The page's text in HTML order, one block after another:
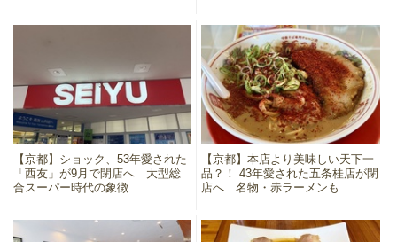
【京都】ショック、53年愛された
「西友」が9月で閉店へ 大型総
合スーパー時代の象徴
【京都】本店より美味しい天下一
品？！ 43年愛された五条桂店が閉
店へ 名物・赤ラーメンも